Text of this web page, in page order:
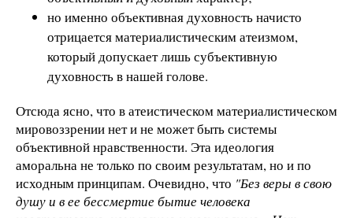
но именно объективная духовность начисто
отрицается материалистическим атеизмом,
который допускает лишь субъективную
духовность в нашей голове.
Отсюда ясно, что в атеистическом материалистическом
мировоззрении нет и не может быть системы
объективной нравственности. Эта идеология
аморальна не только по своим результатам, но и по
исходным принципам. Очевидно, что "Без веры в свою
душу и в ее бессмертие бытие человека